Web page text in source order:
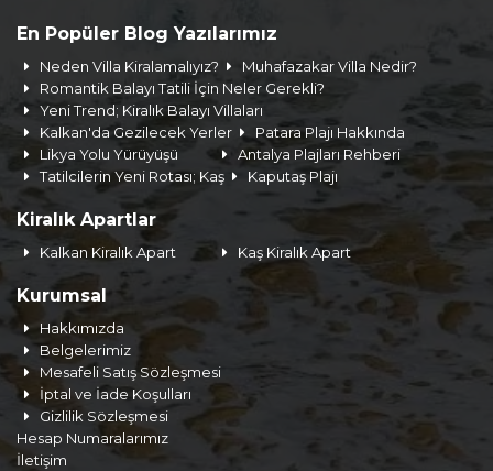
En Popüler Blog Yazılarımız
Neden Villa Kiralamalıyız?
Muhafazakar Villa Nedir?
Romantik Balayı Tatili İçin Neler Gerekli?
Yeni Trend; Kiralık Balayı Villaları
Kalkan'da Gezilecek Yerler
Patara Plajı Hakkında
Likya Yolu Yürüyüşü
Antalya Plajları Rehberi
Tatilcilerin Yeni Rotası; Kaş
Kaputaş Plajı
Kiralık Apartlar
Kalkan Kiralık Apart Kaş Kiralık Apart
Kurumsal
Hakkımızda
Belgelerimiz
Mesafeli Satış Sözleşmesi
İptal ve İade Koşulları
Gizlilik Sözleşmesi
Hesap Numaralarımız
İletişim